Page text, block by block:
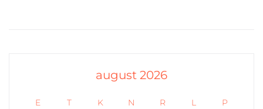
august 2026
E T K N R L P